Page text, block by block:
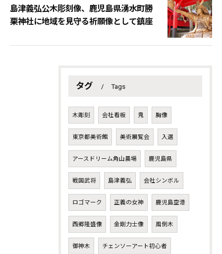
島津義弘公木彫刻像、鹿児島県湧水町勝
栗神社に地域を見守る祈願像として鎮座
タグ Tags
木彫刻 会社看板 鬼 胸像
東京都美術館 美術展覧会 入選
アースドリーム角山農場 鹿児島県
戦国武将 島津義弘 会社シンボル
ロゴマーク 正義の女神 鹿児島空港
西郷隆盛像 金剛力士像 風倒木
御神木 チェンソーアート初心者